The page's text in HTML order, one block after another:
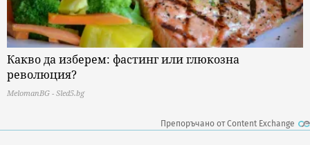
Какво да изберем: фастинг или глюкозна
революция?
MelomanBG - Sled5.bg
Препоръчано от Content Exchange